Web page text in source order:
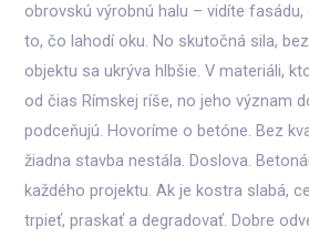
obrovskú výrobnú halu – vidíte
to, čo lahodí oku. No skutočná sila,
objektu sa ukrýva hlbšie. V materiáli,
od čias Rímskej ríše, no jeho význam
podceňujú. Hovoríme o betóne. Bez
žiadna stavba nestála. Doslova.
každého projektu. Ak je kostra slabá,
trpieť, praskať a degradovať. Dobre